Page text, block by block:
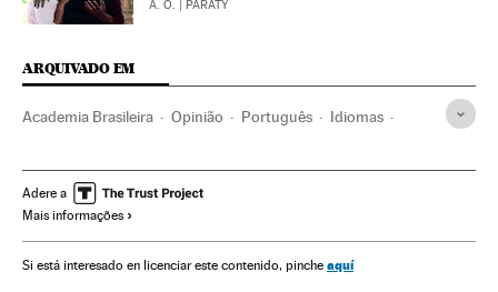
A. O. | PARATY
ARQUIVADO EM
Academia Brasileira Opinião Português Idiomas
América Latina América
Adere a
Mais informações
Si está interesado en licenciar este contenido, pinche aquí